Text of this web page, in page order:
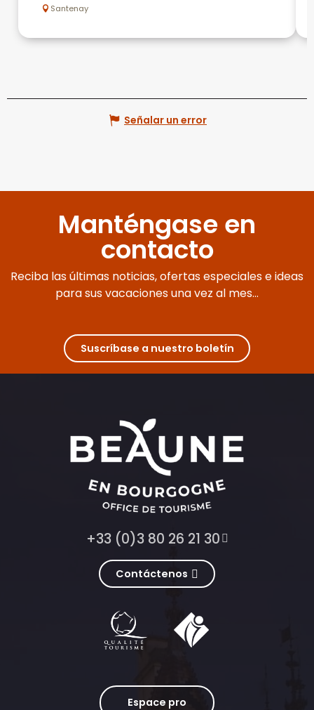
Santenay
Señalar un error
Manténgase en
contacto
Reciba las últimas noticias, ofertas especiales e ideas
para sus vacaciones una vez al mes...
Suscríbase a nuestro boletín
+33 (0)3 80 26 21 30
Contáctenos
Espace pro